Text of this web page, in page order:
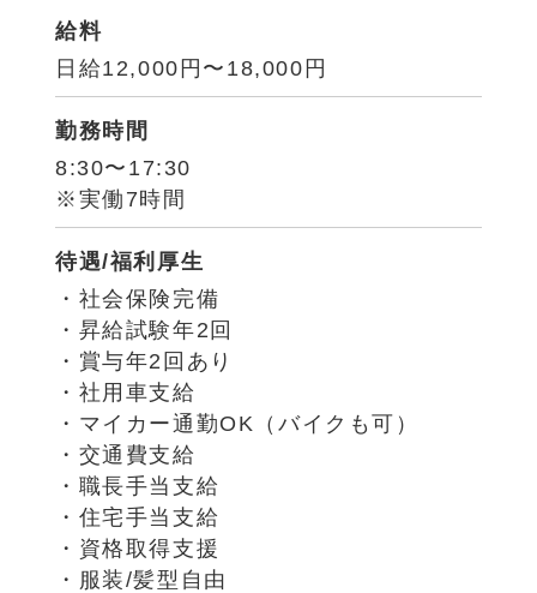
給料
日給12,000円〜18,000円
勤務時間
8:30〜17:30
※実働7時間
待遇/福利厚生
・社会保険完備
・昇給試験年2回
・賞与年2回あり
・社用車支給
・マイカー通勤OK（バイクも可）
・交通費支給
・職長手当支給
・住宅手当支給
・資格取得支援
・服装/髪型自由